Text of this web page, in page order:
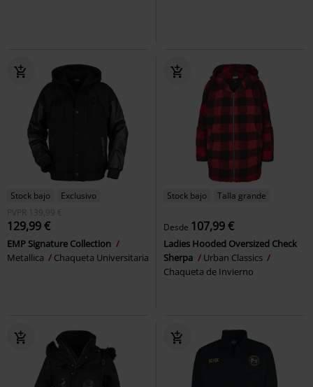
Stock bajo
Exclusivo
PVPR 139,99 €
129,99 €
EMP Signature Collection
Metallica
Chaqueta Universitaria
Stock bajo Talla grande
Desde 107,99 €
Ladies Hooded Oversized Check
Sherpa
Urban Classics
Chaqueta de Invierno